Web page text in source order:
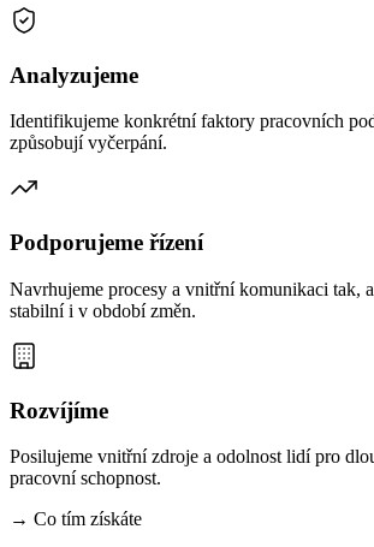
Analyzujeme
Identifikujeme konkrétní faktory pracovních
způsobují vyčerpání.
Podporujeme řízení
Navrhujeme procesy a vnitřní komunikaci tak,
stabilní i v období změn.
Rozvíjíme
Posilujeme vnitřní zdroje a odolnost lidí pro
pracovní schopnost.
→ Co tím získáte